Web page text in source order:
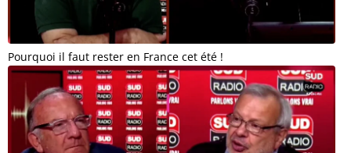
Pourquoi il faut rester en France cet été !